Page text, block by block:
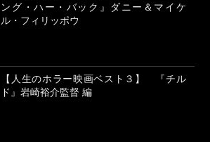
ング・ハー・バック』ダニー＆マイケ
ル・フィリッポウ
【人生のホラー映画ベスト３】 『チル
ド』岩崎裕介監督 編